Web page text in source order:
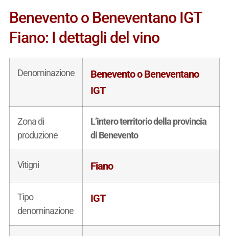
Benevento o Beneventano IGT
Fiano: I dettagli del vino
Denominazione
Benevento o Beneventano
IGT
Zona di
produzione
L’intero territorio della provincia
di Benevento
Vitigni Fiano
Tipo
denominazione
IGT